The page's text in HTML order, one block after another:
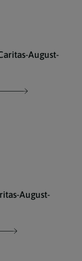
August-
August-